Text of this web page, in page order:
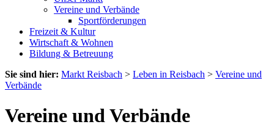
Vereine und Verbände
Sportförderungen
Freizeit & Kultur
Wirtschaft & Wohnen
Bildung & Betreuung
Sie sind hier: Markt Reisbach > Leben in Reisbach > Vereine und
Verbände
Vereine und Verbände